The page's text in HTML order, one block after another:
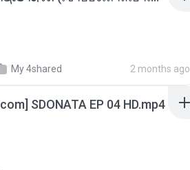
My 4shared 2 months ago
SDONATA EP 04 HD.mp4